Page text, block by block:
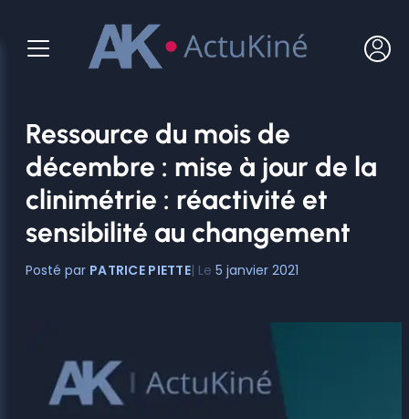
contenu
Ressource du mois de
décembre : mise à jour de la
clinimétrie : réactivité et
sensibilité au changement
PATRICE PIETTE 5 janvier 2021